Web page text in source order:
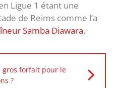
Ligue 1 étant une
de Reims comme l’a
Samba Diawara.
gros forfait pour le
?